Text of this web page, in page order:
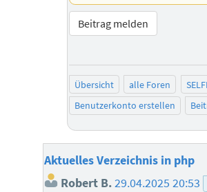
Beitrag melden
Übersicht alle Foren
Benutzerkonto erstellen
Aktuelles Verzeichnis in php
Robert B.29.04.2025 20:53